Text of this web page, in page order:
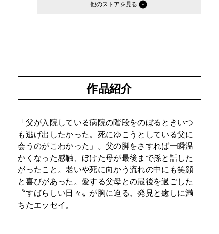
他のストア
作品紹介
「父が入院している病院の階段をのぼるときいつ
も逃げ出したかった。死にゆこうとしている父に
会うのがこわかった」。父の脚をさすれば一瞬温
かくなった感触、ぼけた母が最後まで孫と話した
がったこと。老いや死に向かう流れの中にも笑顔
と喜びがあった。愛する父母との最後を過ごした
〝すばらしい日々〟が胸に迫る。発見と癒しに満
ちたエッセイ。